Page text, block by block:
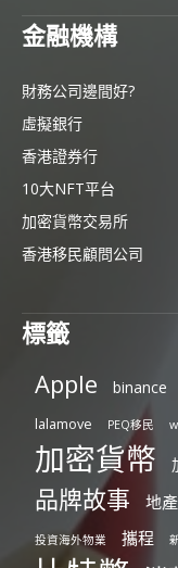
金融機構
財務公司邊間好?
虛擬銀行
香港證券行
10大NFT平台
加密貨幣交易所
香港移民顧問公司
標籤
Apple binance
lalamove PEQ移民
加密貨幣
品牌故事 地產
投資海外物業 攜程